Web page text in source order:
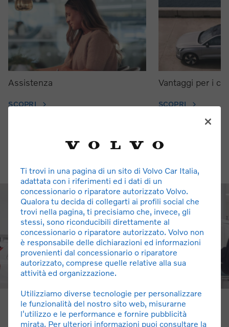
Assistenza
SCOPRI
Vantaggi per i
SCOPRI
Chi Siamo
Ti trovi in una pagina di un sito di Volvo Car Italia,
adattata con i riferimenti ed i dati di un
concessionario o riparatore autorizzato Volvo.
Qualora tu decida di collegarti ai profili social che
trovi nella pagina, ti precisiamo che, invece, gli
stessi, sono riconducibili direttamente al
concessionario o riparatore autorizzato. Volvo non
è responsabile delle dichiarazioni ed informazioni
provenienti dal concessionario o riparatore
autorizzato, comprese quelle relative alla sua
attività ed organizzazione.
Utilizziamo diverse tecnologie per personalizzare
le funzionalità del nostro sito web, misurarne
l'utilizzo e le performance e fornire pubblicità
mirata. Per ulteriori informazioni puoi consultare la